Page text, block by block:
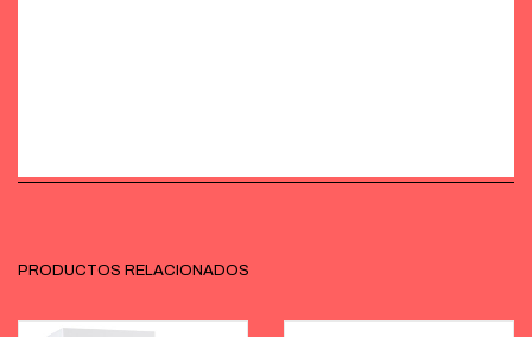
PRODUCTOS RELACIONADOS